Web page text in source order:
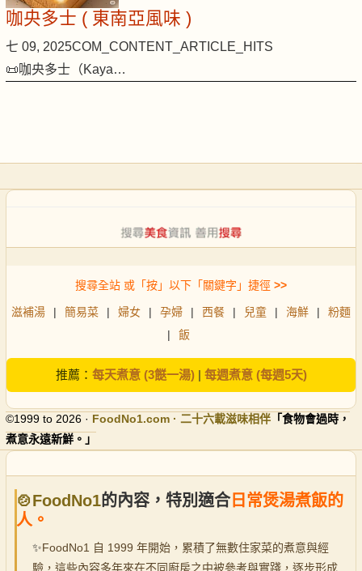
咖央多士 ( 東南亞風味 )
七 09, 2025COM_CONTENT_ARTICLE_HITS
📜咖央多士（Kaya…
搜尋全站 或「按」以下「關鍵字」捷徑 >>
滋補湯 | 簡易菜 | 婦女 | 孕婦 | 西餐 | 兒童 | 海鮮 |
粉麵
|
飯
推薦： 每天煮意 (3餸一湯)| 每週煮意 (每週5天)
©1999 to 2026 · FoodNo1.com · 二十六載滋味相伴 「食物會過時，
煮意永遠新鮮。」
🍲FoodNo1的內容，特別適合 日常煲湯煮飯的
人。
✨FoodNo1 自 1999 年開始，累積了無數住家菜的煮意與經
驗，這些內容多年來在不同廚房之中被參考與實踐，逐步形成